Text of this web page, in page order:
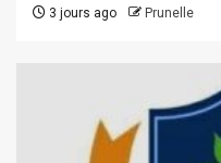
3 jours ago Prunelle